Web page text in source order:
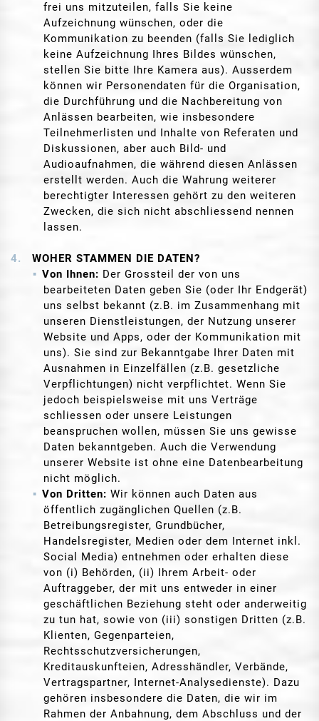
frei uns mitzuteilen, falls Sie keine
Aufzeichnung wünschen, oder die
Kommunikation zu beenden (falls Sie lediglich
keine Aufzeichnung Ihres Bildes wünschen,
stellen Sie bitte Ihre Kamera aus). Ausserdem
können wir Personendaten für die Organisation,
die Durchführung und die Nachbereitung von
Anlässen bearbeiten, wie insbesondere
Teilnehmerlisten und Inhalte von Referaten und
Diskussionen, aber auch Bild- und
Audioaufnahmen, die während diesen Anlässen
erstellt werden. Auch die Wahrung weiterer
berechtigter Interessen gehört zu den weiteren
Zwecken, die sich nicht abschliessend nennen
lassen.
WOHER STAMMEN DIE DATEN?
Von Ihnen: Der Grossteil der von uns
bearbeiteten Daten geben Sie (oder Ihr Endgerät)
uns selbst bekannt (z.B. im Zusammenhang mit
unseren Dienstleistungen, der Nutzung unserer
Website und Apps, oder der Kommunikation mit
uns). Sie sind zur Bekanntgabe Ihrer Daten mit
Ausnahmen in Einzelfällen (z.B. gesetzliche
Verpflichtungen) nicht verpflichtet. Wenn Sie
jedoch beispielsweise mit uns Verträge
schliessen oder unsere Leistungen
beanspruchen wollen, müssen Sie uns gewisse
Daten bekanntgeben. Auch die Verwendung
unserer Website ist ohne eine Datenbearbeitung
nicht möglich.
Von Dritten: Wir können auch Daten aus
öffentlich zugänglichen Quellen (z.B.
Betreibungsregister, Grundbücher,
Handelsregister, Medien oder dem Internet inkl.
Social Media) entnehmen oder erhalten diese
von (i) Behörden, (ii) Ihrem Arbeit- oder
Auftraggeber, der mit uns entweder in einer
geschäftlichen Beziehung steht oder anderweitig
zu tun hat, sowie von (iii) sonstigen Dritten (z.B.
Klienten, Gegenparteien,
Rechtsschutzversicherungen,
Kreditauskunfteien, Adresshändler, Verbände,
Vertragspartner, Internet-Analysedienste). Dazu
gehören insbesondere die Daten, die wir im
Rahmen der Anbahnung, dem Abschluss und der